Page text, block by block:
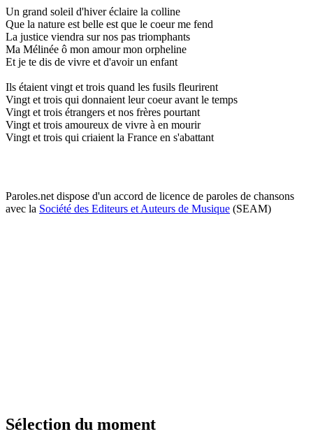
Un grand soleil d'hiver éclaire la colline
Que la nature est belle est que le coeur me fend
La justice viendra sur nos pas triomphants
Ma Mélinée ô mon amour mon orpheline
Et je te dis de vivre et d'avoir un enfant
Ils étaient vingt et trois quand les fusils fleurirent
Vingt et trois qui donnaient leur coeur avant le temps
Vingt et trois étrangers et nos frères pourtant
Vingt et trois amoureux de vivre à en mourir
Vingt et trois qui criaient la France en s'abattant
Paroles.net dispose d'un accord de licence de paroles de chansons
avec la Société des Editeurs et Auteurs de Musique (SEAM)
Sélection du moment